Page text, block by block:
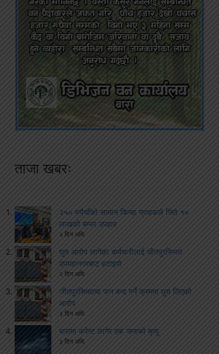
ताजा खबरः
२५० रुपैयाँको सामान किन्दा ग्राहकले जिते १०
लाखको बम्पर उपहार
२ दिन अघि
घुस आरोप लागेका कर्मचारीलाई जीतपुरसिमरा
उपमहानगरबाट हटाइयो
२ दिन अघि
जीतपुरसिमरामा पान बन्द गर्ने क्रममा घुस लिएको
आरोप
३ दिन अघि
बारामा करेन्ट लागेर एक जनाको मृत्यु
३ दिन अघि